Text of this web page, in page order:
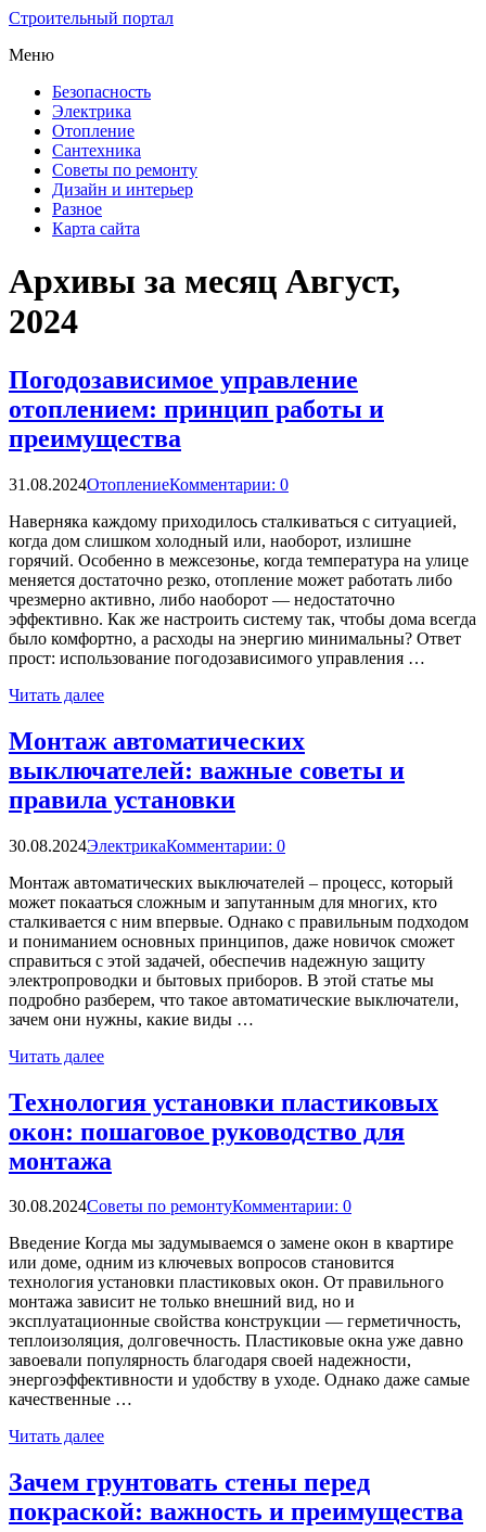
Строительный портал
Меню
Безопасность
Электрика
Отопление
Сантехника
Советы по ремонту
Дизайн и интерьер
Разное
Карта сайта
Архивы за месяц Август,
2024
Погодозависимое управление
отоплением: принцип работы и
преимущества
31.08.2024ОтоплениеКомментарии: 0
Наверняка каждому приходилось сталкиваться с ситуацией,
когда дом слишком холодный или, наоборот, излишне
горячий. Особенно в межсезонье, когда температура на улице
меняется достаточно резко, отопление может работать либо
чрезмерно активно, либо наоборот — недостаточно
эффективно. Как же настроить систему так, чтобы дома всегда
было комфортно, а расходы на энергию минимальны? Ответ
прост: использование погодозависимого управления …
Читать далее
Монтаж автоматических
выключателей: важные советы и
правила установки
30.08.2024ЭлектрикаКомментарии: 0
Монтаж автоматических выключателей – процесс, который
может покааться сложным и запутанным для многих, кто
сталкивается с ним впервые. Однако с правильным подходом
и пониманием основных принципов, даже новичок сможет
справиться с этой задачей, обеспечив надежную защиту
электропроводки и бытовых приборов. В этой статье мы
подробно разберем, что такое автоматические выключатели,
зачем они нужны, какие виды …
Читать далее
Технология установки пластиковых
окон: пошаговое руководство для
монтажа
30.08.2024Советы по ремонтуКомментарии: 0
Введение Когда мы задумываемся о замене окон в квартире
или доме, одним из ключевых вопросов становится
технология установки пластиковых окон. От правильного
монтажа зависит не только внешний вид, но и
эксплуатационные свойства конструкции — герметичность,
теплоизоляция, долговечность. Пластиковые окна уже давно
завоевали популярность благодаря своей надежности,
энергоэффективности и удобству в уходе. Однако даже самые
качественные …
Читать далее
Зачем грунтовать стены перед
покраской: важность и преимущества